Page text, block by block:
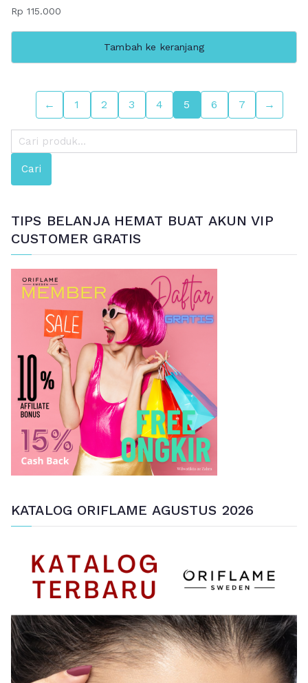
Rp 115.000
Tambah ke keranjang
← 1 2 3 4 5 6 7 →
e
a
Cari
TIPS BELANJA HEMAT BUAT AKUN VIP
CUSTOMER GRATIS
KATALOG ORIFLAME AGUSTUS 2026